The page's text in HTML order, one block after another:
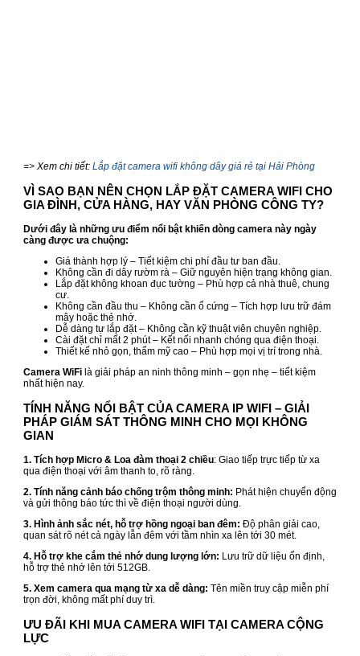
=> Xem chi tiết: Lắp đặt camera wifi không dây giá rẻ tại Hải Phòng
VÌ SAO BẠN NÊN CHỌN LẮP ĐẶT CAMERA WIFI CHO
GIA ĐÌNH, CỬA HÀNG, HAY VĂN PHÒNG CÔNG TY?
Dưới đây là những ưu điểm nổi bật khiến dòng camera này ngày
càng được ưa chuộng:
Giá thành hợp lý – Tiết kiệm chi phí đầu tư ban đầu.
Không cần đi dây rườm rà – Giữ nguyên hiện trạng không gian.
Lắp đặt không khoan đục tường – Phù hợp cả nhà thuê, chung
cư.
Không cần đầu thu – Không cần ổ cứng – Tích hợp lưu trữ đám
mây hoặc thẻ nhớ.
Dễ dàng tự lắp đặt – Không cần kỹ thuật viên chuyên nghiệp.
Cài đặt chỉ mất 2 phút – Kết nối nhanh chóng qua điện thoại.
Thiết kế nhỏ gọn, thẩm mỹ cao – Phù hợp mọi vị trí trong nhà.
Camera WiFilà giải pháp an ninh thông minh – gọn nhẹ – tiết kiệm
nhất hiện nay.
TÍNH NĂNG NỔI BẬT CỦA CAMERA IP WIFI – GIẢI
PHÁP GIÁM SÁT THÔNG MINH CHO MỌI KHÔNG
GIAN
1. Tích hợp Micro & Loa đàm thoại 2 chiều: Giao tiếp trực tiếp từ xa
qua điện thoại với âm thanh to, rõ ràng.
2. Tính năng cảnh báo chống trộm thông minh: Phát hiện chuyển động
và gửi thông báo tức thì về điện thoại người dùng.
3. Hình ảnh sắc nét, hỗ trợ hồng ngoại ban đêm: Độ phân giải cao,
quan sát rõ nét cả ngày lẫn đêm với tầm nhìn xa lên tới 30 mét.
4. Hỗ trợ khe cắm thẻ nhớ dung lượng lớn: Lưu trữ dữ liệu ổn định,
hỗ trợ thẻ nhớ lên tới 512GB.
5. Xem camera qua mạng từ xa dễ dàng: Tên miền truy cập miễn phí
trọn đời, không mất phí duy trì.
ƯU ĐÃI KHI MUA CAMERA WIFI TẠI CAMERA CỘNG
LỰC